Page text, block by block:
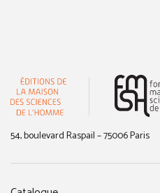
54, boulevard Raspail – 75006 Paris